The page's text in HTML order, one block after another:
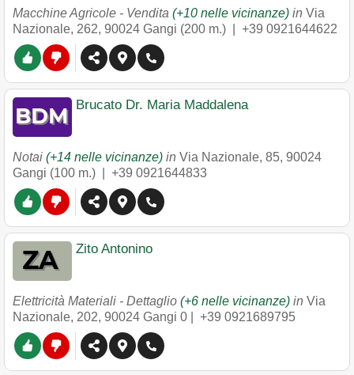
Macchine Agricole - Vendita (+10 nelle vicinanze) in Via
Nazionale, 262, 90024 Gangi (200 m.) | +39 0921644622
Brucato Dr. Maria Maddalena
Notai (+14 nelle vicinanze) in Via Nazionale, 85, 90024
Gangi (100 m.) | +39 0921644833
Zito Antonino
Elettricità Materiali - Dettaglio (+6 nelle vicinanze) in Via
Nazionale, 202, 90024 Gangi 0 | +39 0921689795